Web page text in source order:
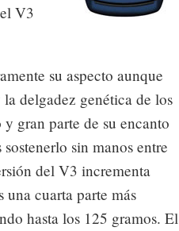
V3
su aspecto aunque
delgadez genética de los
gran parte de su encanto
sin manos entre
del V3 incrementa
una cuarta parte más
hasta los 125 gramos. El